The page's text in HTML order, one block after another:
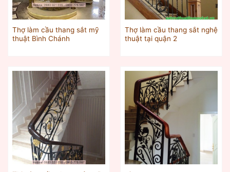
Thợ làm cầu thang sắt mỹ
thuật Bình Chánh
Thợ làm cầu thang sắt nghệ
thuật tại quận 2